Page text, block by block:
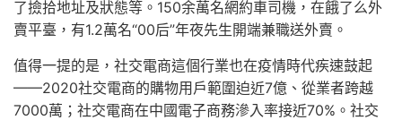
了撿拾地址及狀態等。150余萬名網約車司機，在餓了么外
賣平臺，有1.2萬名“00后”年夜先生開端兼職送外賣。
值得一提的是，社交電商這個行業也在疫情時代疾速鼓起
——2020社交電商的購物用戶範圍迫近7億、從業者跨越
7000萬；社交電商在中國電子商務滲入率接近70%。社交